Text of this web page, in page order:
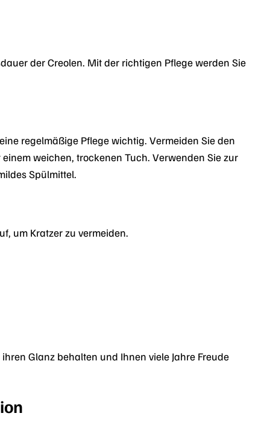
der Creolen. Mit der richtigen Pflege werden Sie
regelmäßige Pflege wichtig. Vermeiden Sie den
weichen, trockenen Tuch. Verwenden Sie zur
Spülmittel.
um Kratzer zu vermeiden.
Glanz behalten und Ihnen viele Jahre Freude